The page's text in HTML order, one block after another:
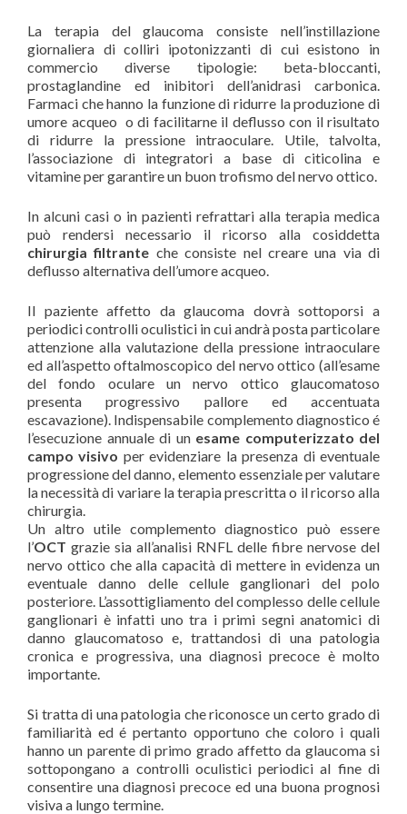
La terapia del glaucoma consiste nell’instillazione
giornaliera di colliri ipotonizzanti di cui esistono in
commercio diverse tipologie: beta-bloccanti,
prostaglandine ed inibitori dell’anidrasi carbonica.
Farmaci che hanno la funzione di ridurre la produzione di
umore acqueo o di facilitarne il deflusso con il risultato
di ridurre la pressione intraoculare. Utile, talvolta,
l’associazione di integratori a base di citicolina e
vitamine per garantire un buon trofismo del nervo ottico.
In alcuni casi o in pazienti refrattari alla terapia medica
può rendersi necessario il ricorso alla cosiddetta
chirurgia filtrante che consiste nel creare una via di
deflusso alternativa dell’umore acqueo.
Il paziente affetto da glaucoma dovrà sottoporsi a
periodici controlli oculistici in cui andrà posta particolare
attenzione alla valutazione della pressione intraoculare
ed all’aspetto oftalmoscopico del nervo ottico (all’esame
del fondo oculare un nervo ottico glaucomatoso
presenta progressivo pallore ed accentuata
escavazione). Indispensabile complemento diagnostico é
l’esecuzione annuale di un esame computerizzato del
campo visivo per evidenziare la presenza di eventuale
progressione del danno, elemento essenziale per valutare
la necessità di variare la terapia prescritta o il ricorso alla
chirurgia.
Un altro utile complemento diagnostico può essere
l’OCT grazie sia all’analisi RNFL delle fibre nervose del
nervo ottico che alla capacità di mettere in evidenza un
eventuale danno delle cellule ganglionari del polo
posteriore. L’assottigliamento del complesso delle cellule
ganglionari è infatti uno tra i primi segni anatomici di
danno glaucomatoso e, trattandosi di una patologia
cronica e progressiva, una diagnosi precoce è molto
importante.
Si tratta di una patologia che riconosce un certo grado di
familiarità ed é pertanto opportuno che coloro i quali
hanno un parente di primo grado affetto da glaucoma si
sottopongano a controlli oculistici periodici al fine di
consentire una diagnosi precoce ed una buona prognosi
visiva a lungo termine.